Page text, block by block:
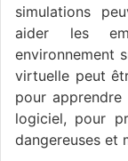
simulations
aider les
environnement
virtuelle peut
pour
logiciel, pour
dangereuses et